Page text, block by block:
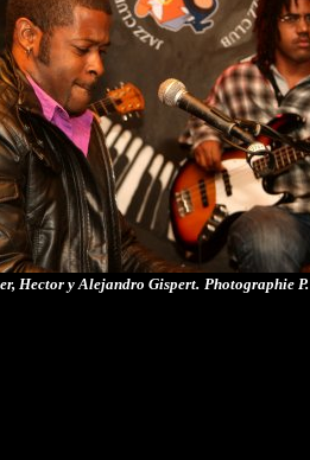
Hector y Alejandro Gispert. Photographie